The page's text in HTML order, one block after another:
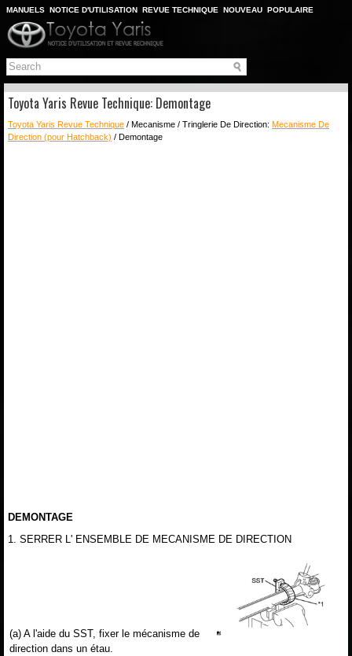
MANUELS NOTICE D'UTILISATION REVUE TECHNIQUE NOUVEAU POPULAIRE
PLAN DU SITE
CHERCHER
Toyota Yaris Revue Technique: Demontage
Toyota Yaris Revue Technique / Mecanisme / Tringlerie De Direction: Mecanisme De
Direction (pour Hatchback) / Demontage
DEMONTAGE
1. SERRER L' ENSEMBLE DE MECANISME DE DIRECTION
(a) A l'aide du SST, fixer le mécanisme de
direction dans un étau.